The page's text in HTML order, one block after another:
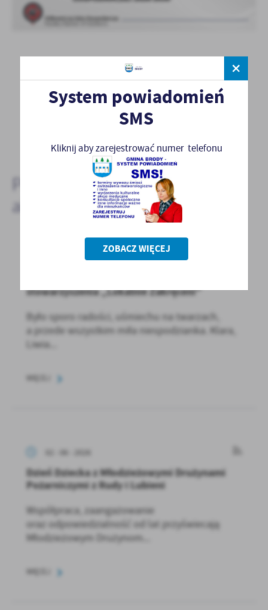
POWRÓT
POPRZEDNI NASTĘPNY
Pozostałe
aktualności
03 - 06 - 2026
stowarzyszenia „Lokalnie Zakręceni”
Było sporo radości, uśmiechu na twarzach,
a przede wszystkim miła niespodzianka. Klara,
Liwia...
02 - 06 - 2026
Dzień Dziecka z Młodzieżowymi Drużynami
Pożarniczymi z Rudy i Lubieni
Współpraca, zaangażowanie
oraz odpowiedzialność od lat przyświecają
Młodzieżowym Drużynom...
System powiadomień
SMS
Kliknij aby zarejestrować numer telefonu
ZOBACZ WIĘCEJ